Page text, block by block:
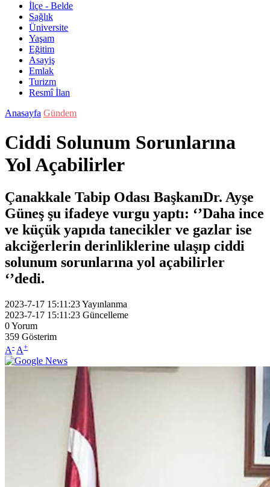
İlçe - Belde
Sağlık
Üniversite
Yaşam
Eğitim
Asayiş
Emlak
Turizm
Resmî İlan
Anasayfa Gündem
Ciddi Solunum Sorunlarına
Yol Açabilirler
Çanakkale Tabip Odası BaşkanıDr. Ayşe
Güneş şu ifadeye vurgu yaptı: ‘’Daha ince
ve küçük yapıda tanecikler ve gazlar ise
akciğerlerin derinliklerine ulaşıp ciddi
solunum sorunlarına yol açabilirler
‘’dedi.
2023-7-17 15:11:23Yayınlanma
2023-7-17 15:11:23 Güncelleme
0Yorum
359 Gösterim
A- A+